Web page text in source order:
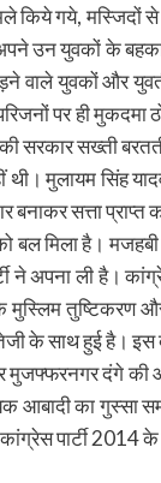
किये गये,
अपने उन युवकों के
युवकों और
पर ही मुकदमा
सख्ती
मुलायम सिंह
सत्ता
बल मिला है।
ने अपना ली है।
मुस्लिम
के साथ हुई है।
दंगे की
का गुस्सा
पार्टी